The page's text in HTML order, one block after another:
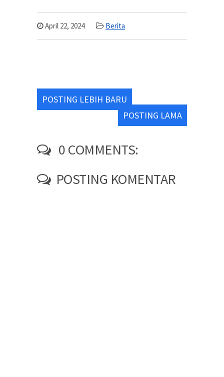
April 22, 2024 Berita
POSTING LEBIH BARU
POSTING LAMA
0 COMMENTS:
POSTING KOMENTAR